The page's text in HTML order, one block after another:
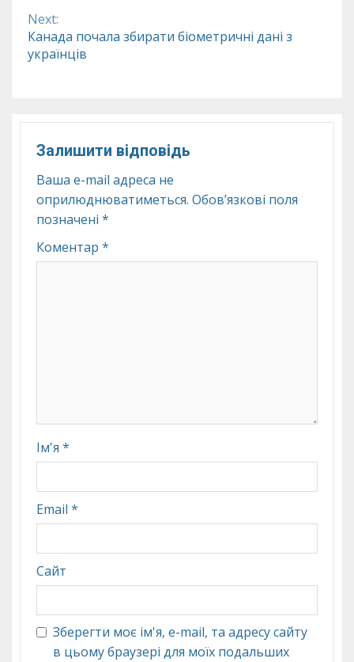
Reading
Next:
Канада почала збирати біометричні дані з
українців
Залишити відповідь
Ваша e-mail адреса не
оприлюднюватиметься. Обов’язкові поля
позначені *
Коментар *
Ім'я *
Email *
Сайт
Зберегти моє ім'я, e-mail, та адресу сайту
в цьому браузері для моїх подальших